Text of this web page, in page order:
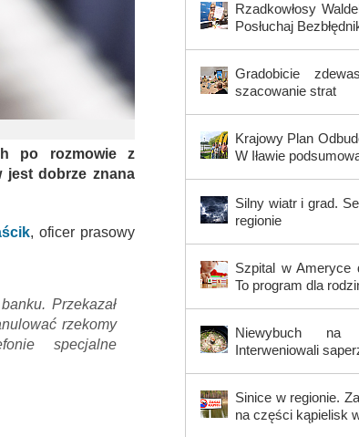
po rozmowie z
jest dobrze znana
, oficer prasowy
Przekazał
rzekomy
specjalne
Rzadkowłosy
Posłuchaj
Gradobicie
szacowanie strat
Krajowy Plan
W Iławie
Silny wiatr i grad.
regionie
Szpital w Ameryce
To program dla
Niewybuch
Interweniowali
Sinice w regionie.
na części kąpielisk